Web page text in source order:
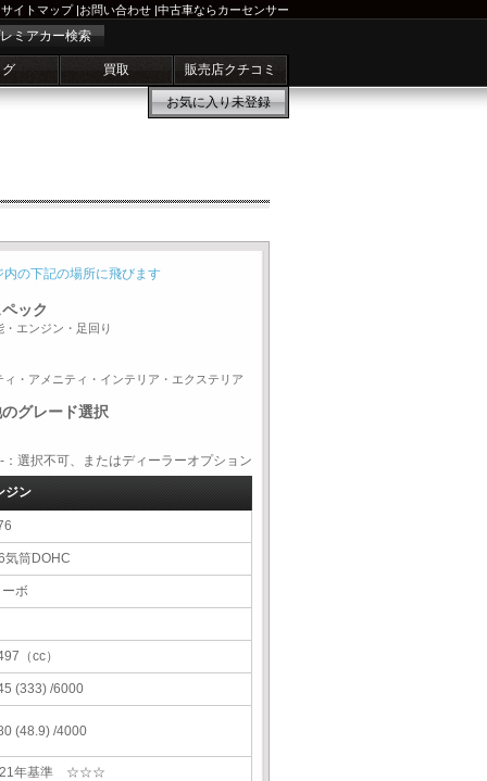
サイトマップ|お問い合わせ |中古車ならカーセンサー
ミアカー検索
買取 販売店クチコミ
お気に入り未登録
内の下記の場所に飛びます
ック
・エンジン・足回り
ィ・アメニティ・インテリア・エクステリア
グレード選択
択不可、またはディーラーオプション
ジン
気筒DOHC
ーボ
（cc）
(333) /6000
(48.9) /4000
年基準 ☆☆☆